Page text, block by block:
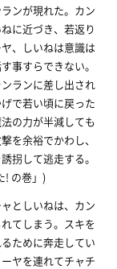
ンが現れた。カン
に近づき、若返り
、しいねは意識は
事すらできない。
ランに差し出され
で若い頃に戻った
の力が半減しても
を余裕でかわし、
拐して逃走する。
! の巻」)
としいねは、カン
てしまう。スキを
ために奔走してい
ヤを連れてチャチ